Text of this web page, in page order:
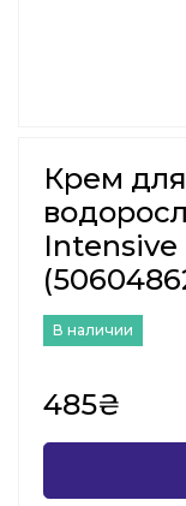
Крем
Intensive
В наличии
485₴